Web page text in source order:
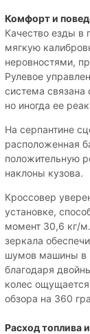
Комфорт и
Качество езды в
мягкую
неровностями,
Рулевое
система
но иногда ее
На серпантине
расположенная
положительную
наклоны кузова.
Кроссовер
установке,
момент 30,6 кг/
зеркала
шумов машины в
благодаря
колес
обзора на 360
Расход топлива